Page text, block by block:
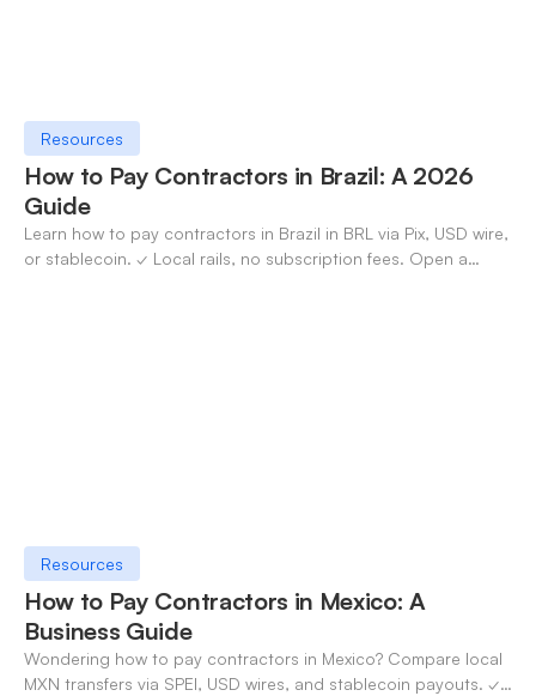
Resources
How to Pay Contractors in Brazil: A 2026
Guide
Learn how to pay contractors in Brazil in BRL via Pix, USD wire,
or stablecoin. ✓ Local rails, no subscription fees. Open a
Resources
How to Pay Contractors in Mexico: A
Business Guide
Wondering how to pay contractors in Mexico? Compare local
MXN transfers via SPEI, USD wires, and stablecoin payouts. ✓